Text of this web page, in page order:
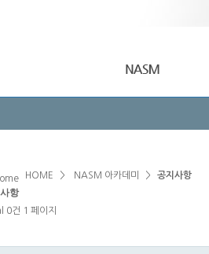
HOME > NASM 아카데미 > 공지사항
사항
0건 1 페이지